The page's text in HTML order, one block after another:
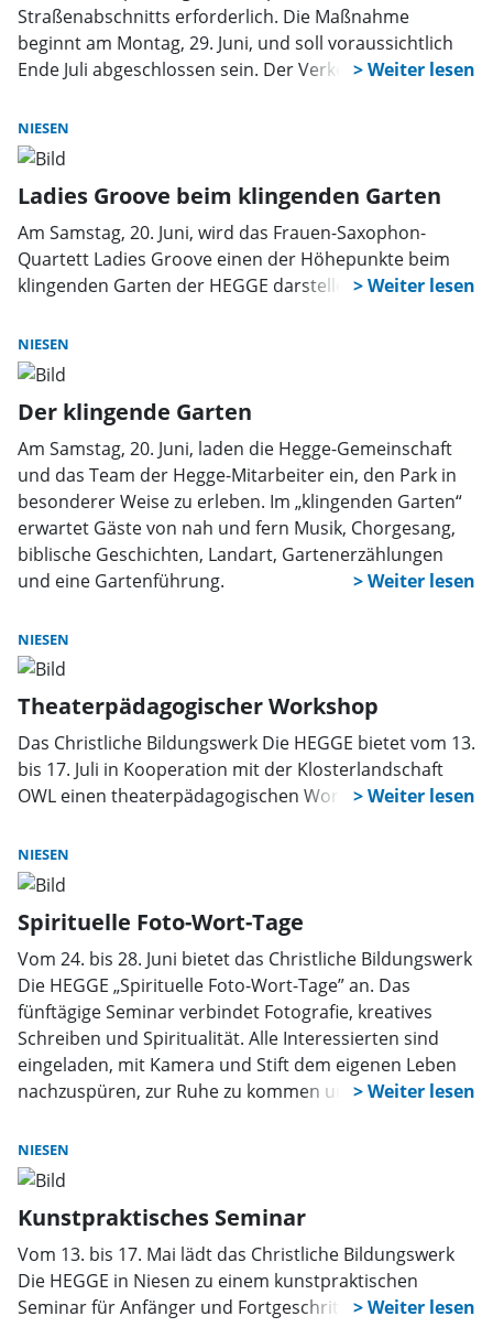
Straßenabschnitts erforderlich. Die Maßnahme
beginnt am Montag, 29. Juni, und soll voraussichtlich
Ende Juli abgeschlossen sein. Der Verkehr wird
Höxter mit.
NIESEN
Ladies Groove beim klingenden Garten
Am Samstag, 20. Juni, wird das Frauen-Saxophon-
Quartett Ladies Groove einen der Höhepunkte beim
klingenden Garten der HEGGE darstellen.
NIESEN
Der klingende Garten
Am Samstag, 20. Juni, laden die Hegge-Gemeinschaft
und das Team der Hegge-Mitarbeiter ein, den Park in
besonderer Weise zu erleben. Im „klingenden Garten“
erwartet Gäste von nah und fern Musik, Chorgesang,
biblische Geschichten, Landart, Gartenerzählungen
und eine Gartenführung.
NIESEN
Theaterpädagogischer Workshop
Das Christliche Bildungswerk Die HEGGE bietet vom 13.
bis 17. Juli in Kooperation mit der Klosterlandschaft
OWL einen theaterpädagogischen Workshop an.
NIESEN
Spirituelle Foto-Wort-Tage
Vom 24. bis 28. Juni bietet das Christliche Bildungswerk
Die HEGGE „Spirituelle Foto-Wort-Tage” an. Das
fünftägige Seminar verbindet Fotografie, kreatives
Schreiben und Spiritualität. Alle Interessierten sind
eingeladen, mit Kamera und Stift dem eigenen Leben
nachzuspüren, zur Ruhe zu kommen und neue
Fragen wie: Was prägt mich? Was trägt mich? Und was
lässt mich aufatmen?
NIESEN
Kunstpraktisches Seminar
Vom 13. bis 17. Mai lädt das Christliche Bildungswerk
Die HEGGE in Niesen zu einem kunstpraktischen
Seminar für Anfänger und Fortgeschrittene ein.